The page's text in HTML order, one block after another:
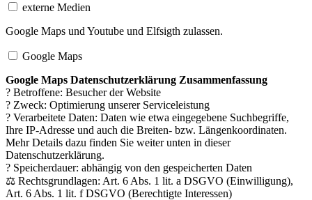
externe Medien
Google Maps und Youtube und Elfsigth zulassen.
Google Maps
Google Maps Datenschutzerklärung Zusammenfassung
? Betroffene: Besucher der Website
? Zweck: Optimierung unserer Serviceleistung
? Verarbeitete Daten: Daten wie etwa eingegebene Suchbegriffe,
Ihre IP-Adresse und auch die Breiten- bzw. Längenkoordinaten.
Mehr Details dazu finden Sie weiter unten in dieser
Datenschutzerklärung.
? Speicherdauer: abhängig von den gespeicherten Daten
⚖️ Rechtsgrundlagen: Art. 6 Abs. 1 lit. a DSGVO (Einwilligung),
Art. 6 Abs. 1 lit. f DSGVO (Berechtigte Interessen)